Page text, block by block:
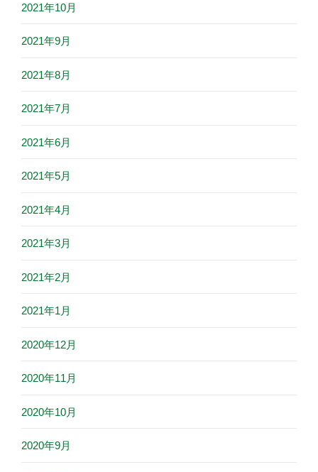
2021年10月
2021年9月
2021年8月
2021年7月
2021年6月
2021年5月
2021年4月
2021年3月
2021年2月
2021年1月
2020年12月
2020年11月
2020年10月
2020年9月